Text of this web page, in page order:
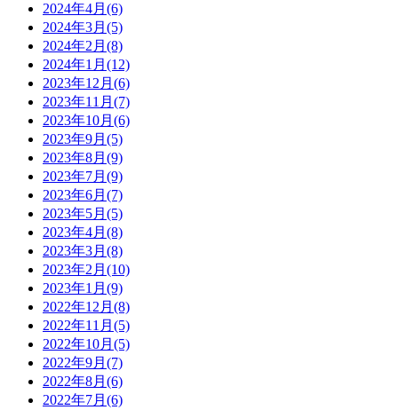
2024年4月(6)
2024年3月(5)
2024年2月(8)
2024年1月(12)
2023年12月(6)
2023年11月(7)
2023年10月(6)
2023年9月(5)
2023年8月(9)
2023年7月(9)
2023年6月(7)
2023年5月(5)
2023年4月(8)
2023年3月(8)
2023年2月(10)
2023年1月(9)
2022年12月(8)
2022年11月(5)
2022年10月(5)
2022年9月(7)
2022年8月(6)
2022年7月(6)